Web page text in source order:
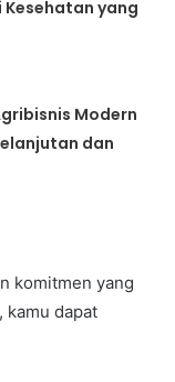
yang
Modern
dan
komitmen yang
kamu dapat